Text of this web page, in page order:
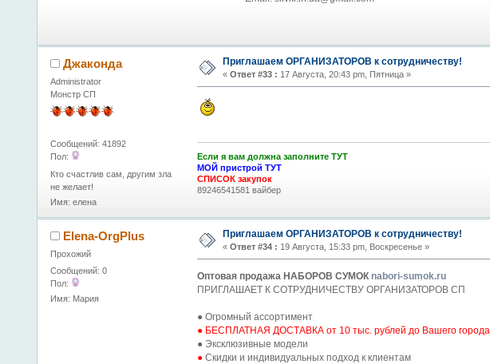
Джаконда
Administrator
Монстр СП
Сообщений: 41892
Пол:
Кто счастлив сам, другим зла
не желает!
Имя: елена
Приглашаем ОРГАНИЗАТОРОВ к сотрудничеству!
« Ответ #33 : 17 Августа, 20:43 pm, Пятница »
Если я вам должна заполните ТУТ
МОЙ пристрой ТУТ
СПИСОК закупок
89246541581 вайбер
Elena-OrgPlus
Прохожий
Сообщений: 0
Пол:
Имя: Мария
Приглашаем ОРГАНИЗАТОРОВ к сотрудничеству!
« Ответ #34 : 19 Августа, 15:33 pm, Воскресенье »
Оптовая продажа НАБОРОВ СУМОК nabori-sumok.ru
ПРИГЛАШАЕТ К СОТРУДНИЧЕСТВУ ОРГАНИЗАТОРОВ СП
● Огромный ассортимент
● БЕСПЛАТНАЯ ДОСТАВКА от 10 тыс. рублей до Вашего города
● Эксклюзивные модели
●Скидки и индивидуальных подход к клиентам